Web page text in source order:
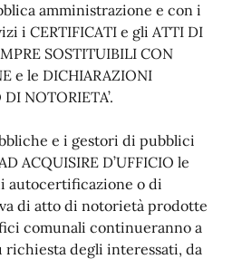
amministrazione e con i
i CERTIFICATI e gli ATTI DI
SOSTITUIBILI CON
e le DICHIARAZIONI
NOTORIETA’.
e i gestori di pubblici
ACQUISIRE D’UFFICIO le
autocertificazione o di
di atto di notorietà prodotte
comunali continueranno a
degli interessati, da